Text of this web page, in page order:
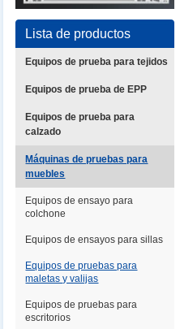
Lista de productos
Equipos de prueba para tejidos
Equipos de prueba de EPP
Equipos de prueba para
calzado
Máquinas de pruebas para
muebles
Equipos de ensayo para
colchone
Equipos de ensayos para sillas
Equipos de pruebas para
maletas y valijas
Equipos de pruebas para
escritorios